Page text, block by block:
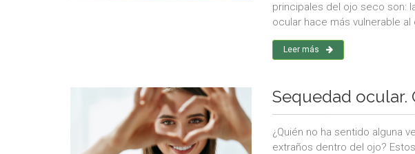
principales del ojo seco son:
ocular hace más vulnerable
Leer más
Sequedad ocular.
¿Quién no ha sentido alguna
extraños dentro del ojo?